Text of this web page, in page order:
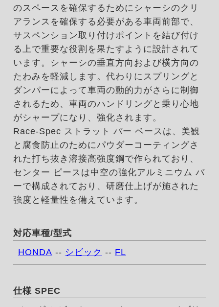
のスペースを確保するためにシャーシのクリ
アランスを確保する必要がある車両前部で、
サスペンション取り付けポイントを結び付け
る上で重要な役割を果たすように設計されて
います。シャーシの垂直方向および横方向の
たわみを軽減します。代わりにスプリングと
ダンパーによって車両の動的力がさらに制御
されるため、車両のハンドリングと乗り心地
がシャープになり、強化されます。
Race-Spec ストラット バー ベースは、美観
と腐食防止のためにパウダーコーティングさ
れた打ち抜き溶接高強度鋼で作られており、
センター ピースは中空の強化アルミニウム バ
ーで構成されており、研磨仕上げが施された
強度と軽量性を備えています。
対応車種/型式
HONDA -- シビック -- FL
仕様 SPEC